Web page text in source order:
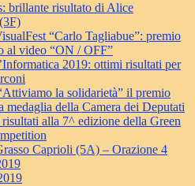
brillante risultato di Alice
“Carlo Tagliabue”: premio
al video “ON / OFF”
2019: ottimi risultati per
la solidarietà” il premio
medaglia della Camera dei Deputati
alla 7^ edizione della Green
Caprioli (5A) – Orazione 4